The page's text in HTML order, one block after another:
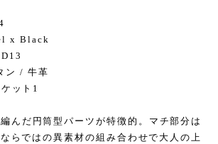
x Black
ン / 牛革
ット1
んだ円筒型パーツが特徴的。マチ部分は
らではの異素材の組み合わせで大人の上